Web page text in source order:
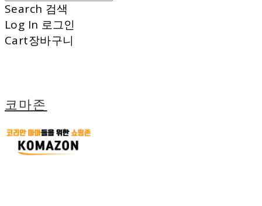
Search 검색
Log In 로그인
Cart장바구니
코마존